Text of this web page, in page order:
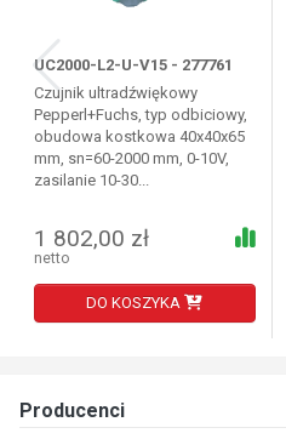
UC2000-L2-U-V15 - 277761
Czujnik ultradźwiękowy
Pepperl+Fuchs, typ odbiciowy,
obudowa kostkowa 40x40x65
mm, sn=60-2000 mm, 0-10V,
zasilanie 10-30...
1 802,00 zł
netto
DO KOSZYKA
Producenci